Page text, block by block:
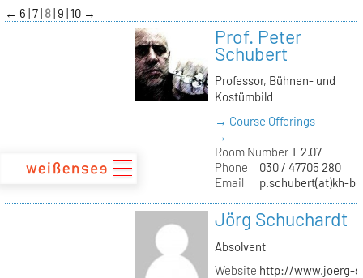
zum
Inhalt
← 6 7 8 9 10 →
Prof. Peter
Schubert
Professor, Bühnen- und
Kostümbild
→ Course Offerings
→
Room NumberT 2.07
Phone
030 / 47705 280
Email
p.schubert(at)kh-
Jörg Schuchardt
Absolvent
Website http://www.joerg-